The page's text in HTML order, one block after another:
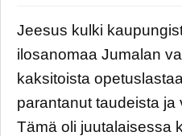
Jeesus kulki
ilosanomaa Jumalan
kaksitoista
parantanut taudeista
Tämä oli juutalaisessa